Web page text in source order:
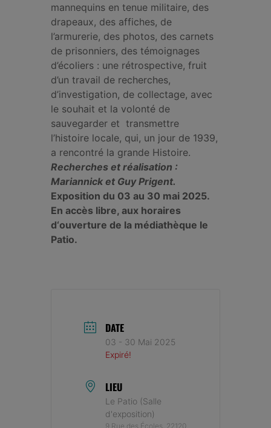
mannequins en tenue militaire, des
drapeaux, des affiches, de
l’armurerie, des photos, des carnets
de prisonniers, des témoignages
d’écoliers : une rétrospective, fruit
d’un travail de recherches,
d’investigation, de collectage, avec
le souhait et la volonté de
sauvegarder et transmettre
l’histoire locale, qui, un jour de 1939,
a rencontré la grande Histoire.
Recherches et réalisation :
Mariannick et Guy Prigent.
Exposition du 03 au 30 mai 2025.
En accès libre, aux horaires
d‘ouverture de la médiathèque le
Patio.
DATE
03 - 30 Mai 2025
Expiré!
LIEU
Le Patio (Salle
d'exposition)
9 Rue des Écoles, 22120